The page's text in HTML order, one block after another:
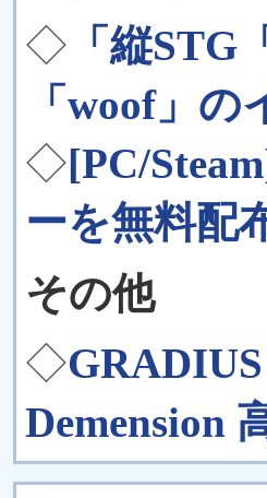
◇ 「縦
「woof」
◇[PC/
ーを無料配
その他
◇
Demension